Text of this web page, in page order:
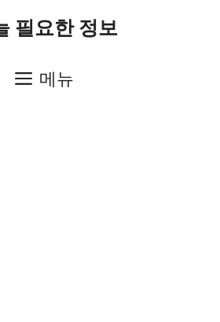
필요한 정보
메뉴